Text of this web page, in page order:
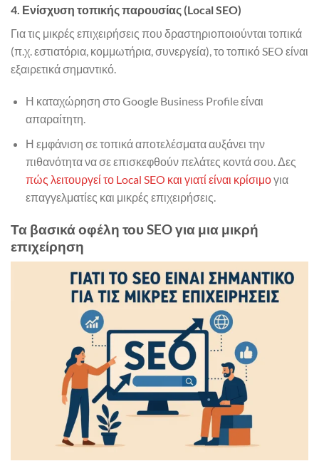
4. Ενίσχυση τοπικής παρουσίας (Local SEO)
Για τις μικρές επιχειρήσεις που δραστηριοποιούνται τοπικά
(π.χ. εστιατόρια, κομμωτήρια, συνεργεία), το τοπικό SEO είναι
εξαιρετικά σημαντικό.
Η καταχώρηση στο Google Business Profile είναι
απαραίτητη.
Η εμφάνιση σε τοπικά αποτελέσματα αυξάνει την
πιθανότητα να σε επισκεφθούν πελάτες κοντά σου. Δες
πώς λειτουργεί το Local SEO και γιατί είναι κρίσιμογια
επαγγελματίες και μικρές επιχειρήσεις.
Τα βασικά οφέλη του SEO για μια μικρή
επιχείρηση